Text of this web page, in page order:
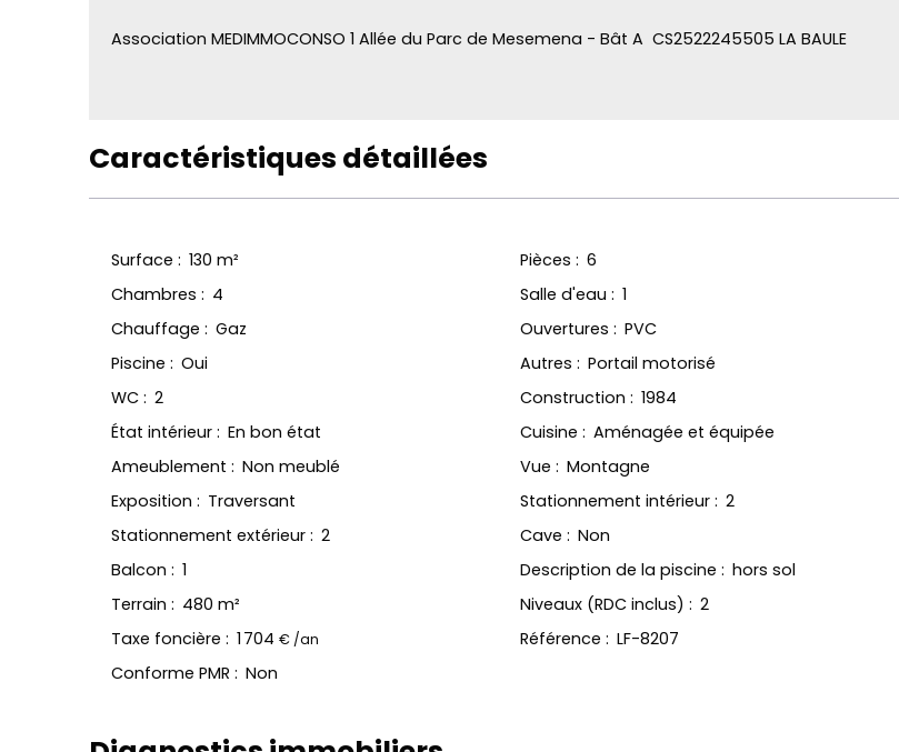
Association MEDIMMOCONSO 1 Allée du Parc de Mesemena - Bât A CS2522245505 LA BAULE
Caractéristiques détaillées
Surface : 130 m² Pièces : 6
Chambres : 4 Salle d'eau : 1
Chauffage : Gaz Ouvertures : PVC
Piscine : Oui Autres : Portail motorisé
WC : 2 Construction : 1984
État intérieur : En bon état Cuisine : Aménagée et équipée
Ameublement : Non meublé Vue : Montagne
Exposition : Traversant Stationnement intérieur : 2
Stationnement extérieur : 2 Cave : Non
Balcon : 1 Description de la piscine : hors sol
Terrain : 480 m² Niveaux (RDC inclus) : 2
Taxe foncière : 1 704 € /an Référence : LF-8207
Conforme PMR : Non